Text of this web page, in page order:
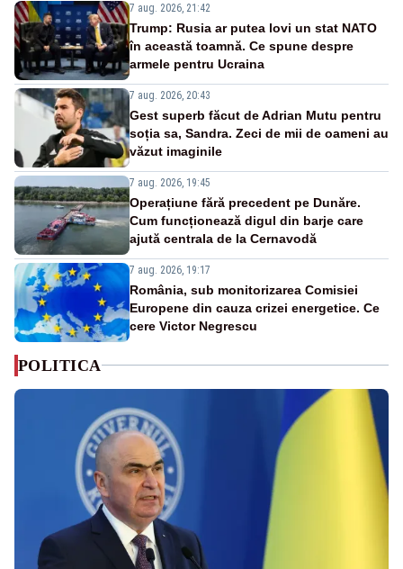
7 aug. 2026, 21:42
Trump: Rusia ar putea lovi un stat NATO
în această toamnă. Ce spune despre
armele pentru Ucraina
7 aug. 2026, 20:43
Gest superb făcut de Adrian Mutu pentru
soția sa, Sandra. Zeci de mii de oameni au
văzut imaginile
7 aug. 2026, 19:45
Operațiune fără precedent pe Dunăre.
Cum funcționează digul din barje care
ajută centrala de la Cernavodă
7 aug. 2026, 19:17
România, sub monitorizarea Comisiei
Europene din cauza crizei energetice. Ce
cere Victor Negrescu
POLITICA